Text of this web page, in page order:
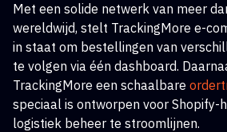
Met een solide netwerk van meer
wereldwijd, stelt TrackingMore e-
in staat om bestellingen van
te volgen via één dashboard.
TrackingMore een schaalbare
speciaal is ontworpen voor Shopify-
logistiek beheer te stroomlijnen.